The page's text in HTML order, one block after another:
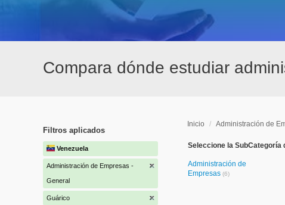
Compara dónde estudiar
Filtros aplicados
Venezuela
Administración de Empresas -
General
Guárico
Inicio / Administración de
Seleccione la
Administración de
Empresas (6)